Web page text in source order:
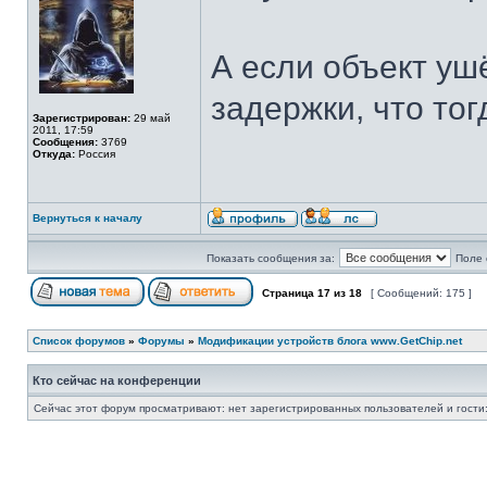
Зарегистрирован: 29 май
2011, 17:59
Сообщения: 3769
Откуда: Россия
А если объект
задержки, что
Вернуться к началу
Показать сообщения за: Поле
Страница 17 из 18 [ Сообщений: 175 ]
Список форумов » Форумы » Модификации устройств блога www.GetChip.net
Кто сейчас на конференции
Сейчас этот форум просматривают: нет зарегистрированных пользователей и